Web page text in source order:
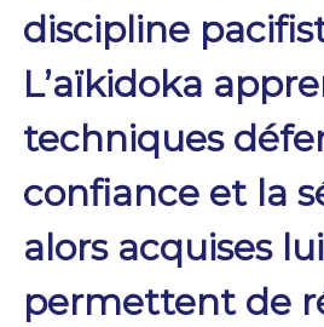
discipline
L’aïkidoka
techniques
confiance et la
alors acquises lui
permettent de